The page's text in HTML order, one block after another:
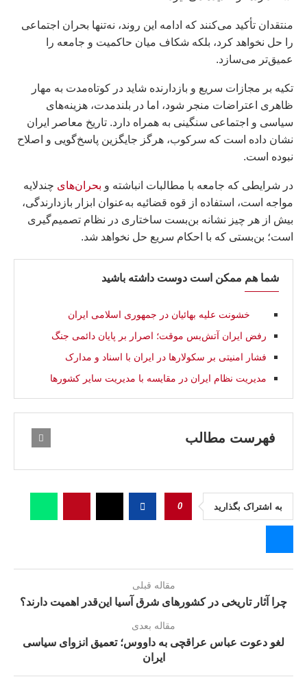
منتقدان تأکید می‌کنند که ادامه این روند، نه‌تنها بحران اجتماعی
را حل نخواهد کرد، بلکه شکاف میان حاکمیت و جامعه را
عمیق‌تر می‌سازد.
تکیه بر مجازات سریع و بازدارنده شاید در کوتاه‌مدت به مهار
ظاهری اعتراضات منجر شود، اما در بلندمدت، هزینه‌های
سیاسی و اجتماعی سنگینی به همراه دارد. تاریخ معاصر ایران
نشان داده است که سرکوب، هرگز جایگزین پاسخ‌گویی و اصلاح
نبوده است.
در شرایطی که جامعه با مطالبات انباشته و بحران‌های چندلایه
مواجه است، استفاده از قوه قضائیه به‌عنوان ابزار بازدارندگی،
بیش از هر چیز نشانه بن‌بست ساختاری در نظام تصمیم‌گیری
است؛ بن‌بستی که با احکام سریع حل نخواهد شد.
شما هم ممکن است دوست داشته باشید
خشونت علیه بهائیان در جمهوری اسلامی ایران
رفض ایران آتش‌بس موقت؛ اصرار بر پایان دائمی جنگ
فشار امنیتی بر سکولارها در ایران با اسناد و مدارک
مدیریت نظام ایران در مقایسه با مدیریت سایر کشورها
فهرست مطالب
به اشتراک بگذارید 0
مقاله قبلی
چرا آثار تاریخی در کشورهای شرق آسیا این‌قدر اهمیت دارند؟
مقاله بعدی
لغو دعوت عباس عراقچی به داووس؛ تعمیق انزوای سیاسی
ایران